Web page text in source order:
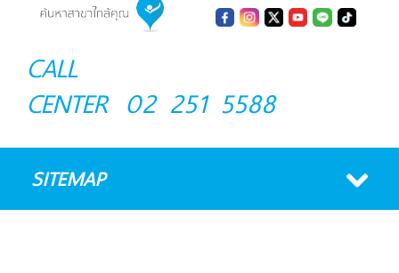
CALL
CENTER 02 251 5588
SITEMAP